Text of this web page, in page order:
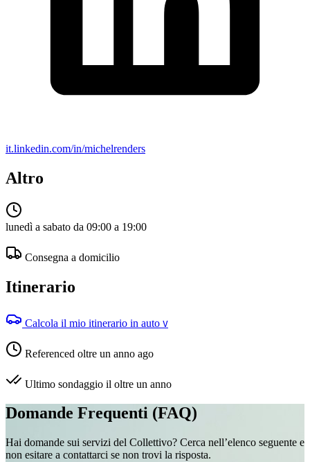
it.linkedin.com/in/michelrenders
Altro
lunedì a sabato da 09:00 a 19:00
Consegna a domicilio
Itinerario
Calcola il mio itinerario in auto V
Referenced oltre un anno ago
Ultimo sondaggio il oltre un anno
Domande Frequenti (FAQ)
Hai domande sui servizi del Collettivo? Cerca nell’elenco seguente e
non esitare a contattarci se non trovi la risposta.